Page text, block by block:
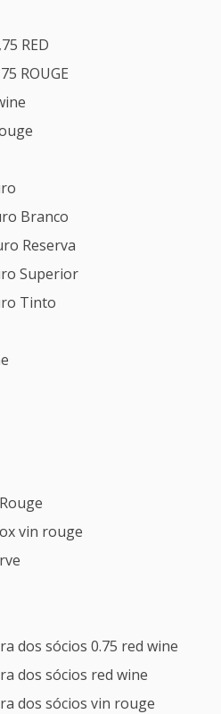
RED
ROUGE
Branco
Reserva
Superior
Tinto
vin rouge
dos sócios 0.75 red wine
dos sócios red wine
dos sócios vin rouge